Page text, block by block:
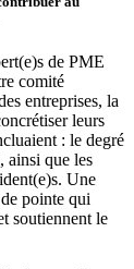
de PME
comité
entreprises, la
leurs
: le degré
ainsi que les
Une
pointe qui
soutiennent le